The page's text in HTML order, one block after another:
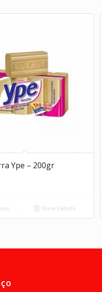
Ype – 200gr
Show Details